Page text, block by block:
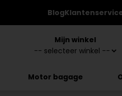
Blog
Mijn winkel
Motor bagage